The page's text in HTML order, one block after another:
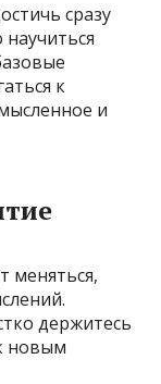
сразу
к
и
меняться,
держитесь
новым